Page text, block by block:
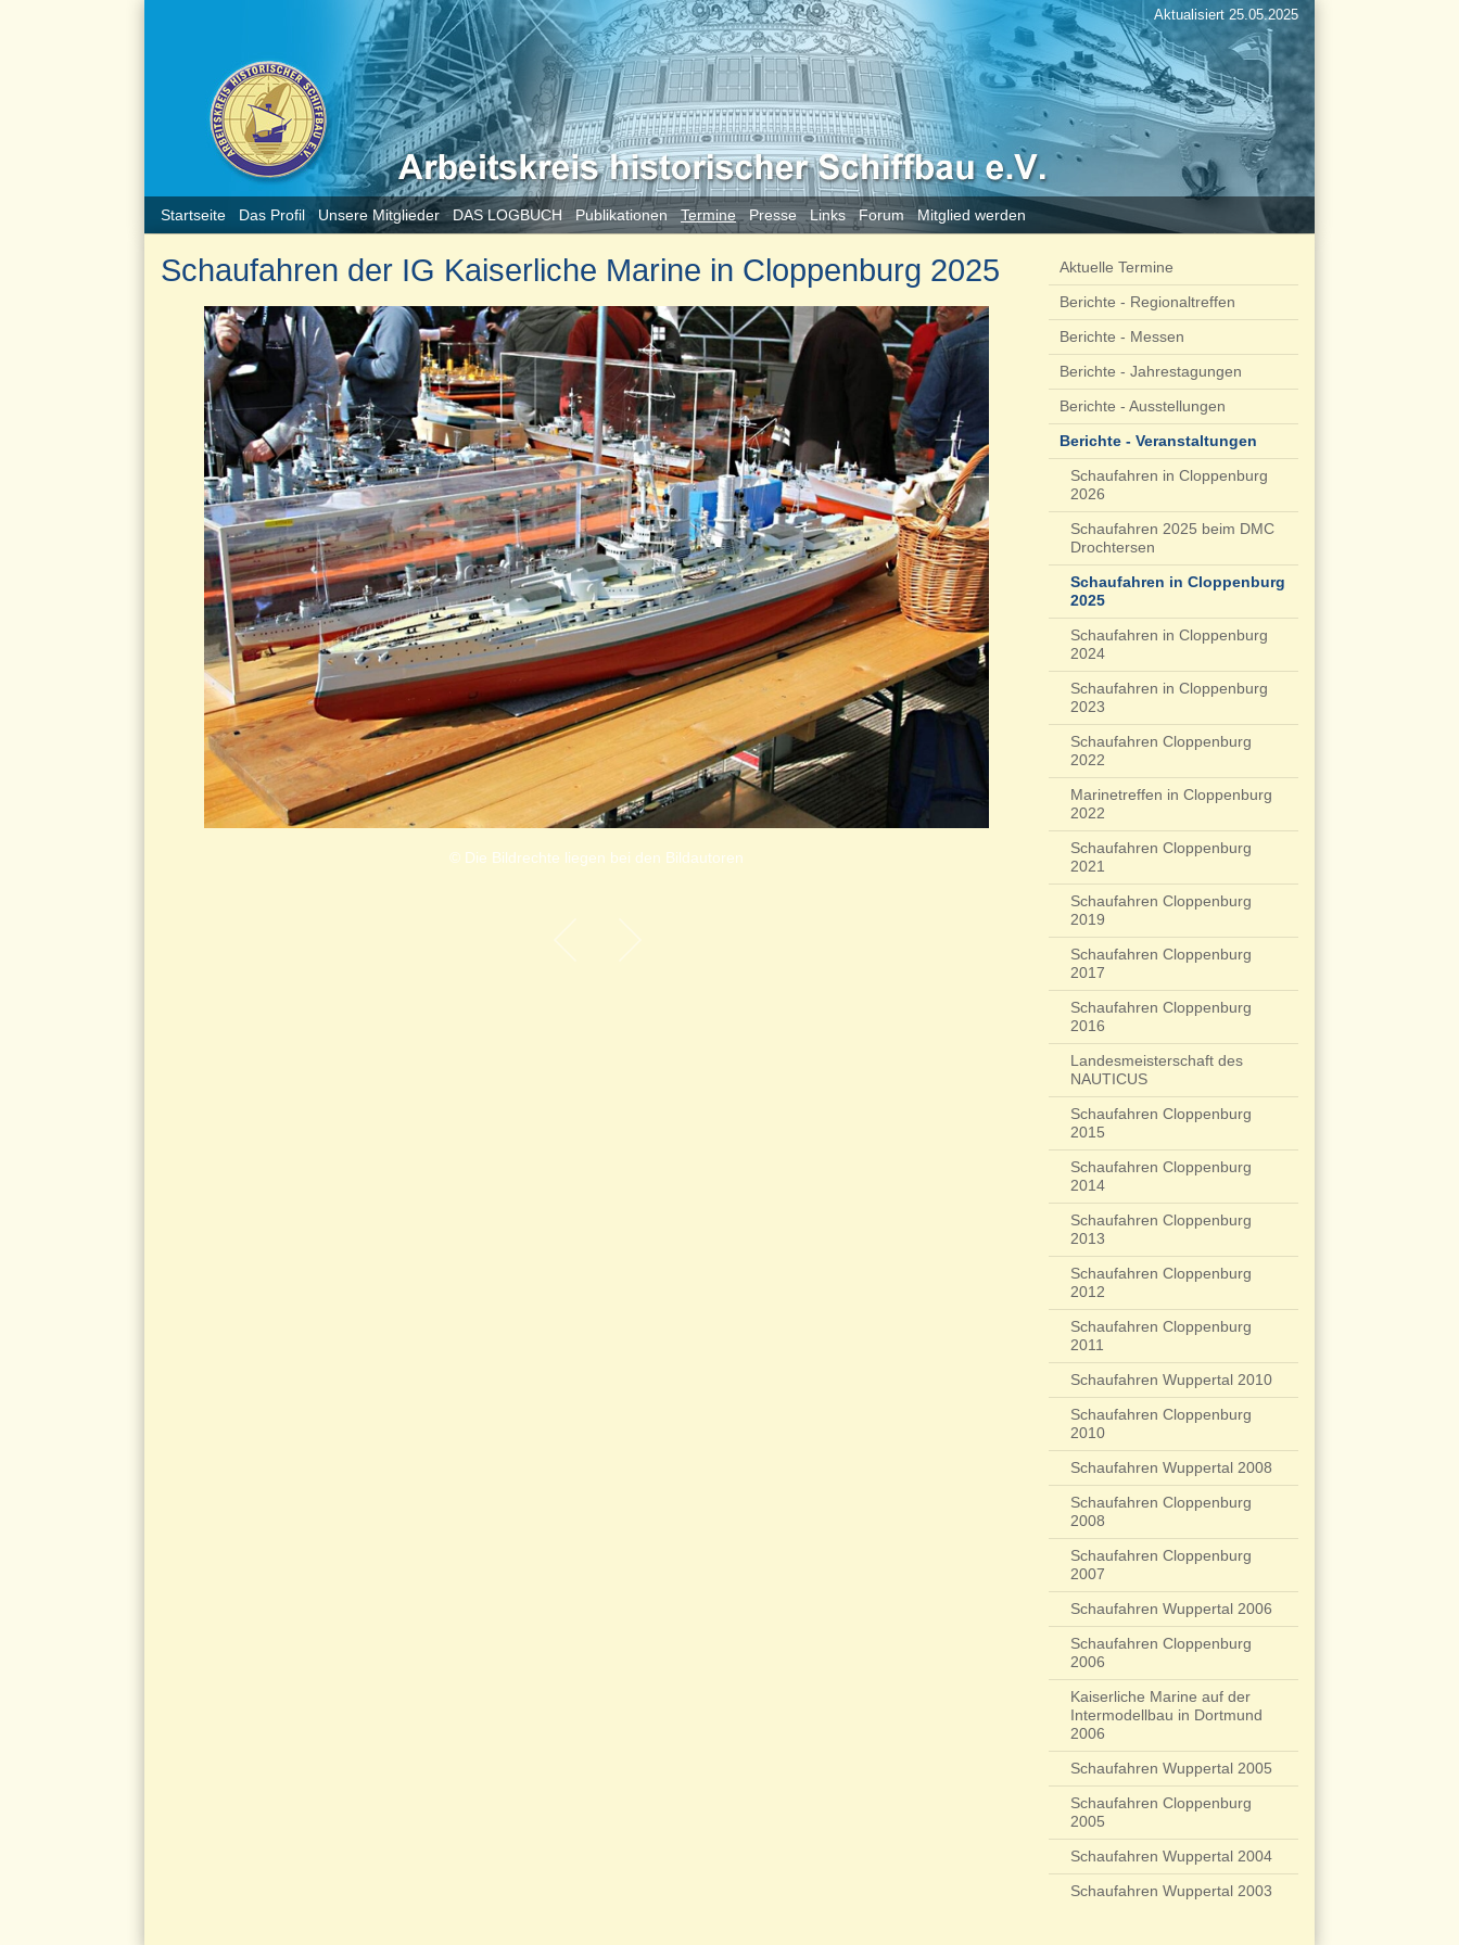
Startseite Das Profil Unsere Mitglieder DAS LOGBUCH Publikationen Termine Presse Links Forum Mitglied werden
Aktualisiert 25.05.2025
Schaufahren der IG Kaiserliche Marine in Cloppenburg 2025
© Die Bildrechte liegen bei den Bildautoren
Aktuelle Termine
Berichte - Regionaltreffen
Berichte - Messen
Berichte - Jahrestagungen
Berichte - Ausstellungen
Berichte - Veranstaltungen
Schaufahren in Cloppenburg
2026
Schaufahren 2025 beim DMC
Drochtersen
Schaufahren in Cloppenburg
2025
Schaufahren in Cloppenburg
2024
Schaufahren in Cloppenburg
2023
Schaufahren Cloppenburg
2022
Marinetreffen in Cloppenburg
2022
Schaufahren Cloppenburg
2021
Schaufahren Cloppenburg
2019
Schaufahren Cloppenburg
2017
Schaufahren Cloppenburg
2016
Landesmeisterschaft des
NAUTICUS
Schaufahren Cloppenburg
2015
Schaufahren Cloppenburg
2014
Schaufahren Cloppenburg
2013
Schaufahren Cloppenburg
2012
Schaufahren Cloppenburg
2011
Schaufahren Wuppertal 2010
Schaufahren Cloppenburg
2010
Schaufahren Wuppertal 2008
Schaufahren Cloppenburg
2008
Schaufahren Cloppenburg
2007
Schaufahren Wuppertal 2006
Schaufahren Cloppenburg
2006
Kaiserliche Marine auf der
Intermodellbau in Dortmund
2006
Schaufahren Wuppertal 2005
Schaufahren Cloppenburg
2005
Schaufahren Wuppertal 2004
Schaufahren Wuppertal 2003